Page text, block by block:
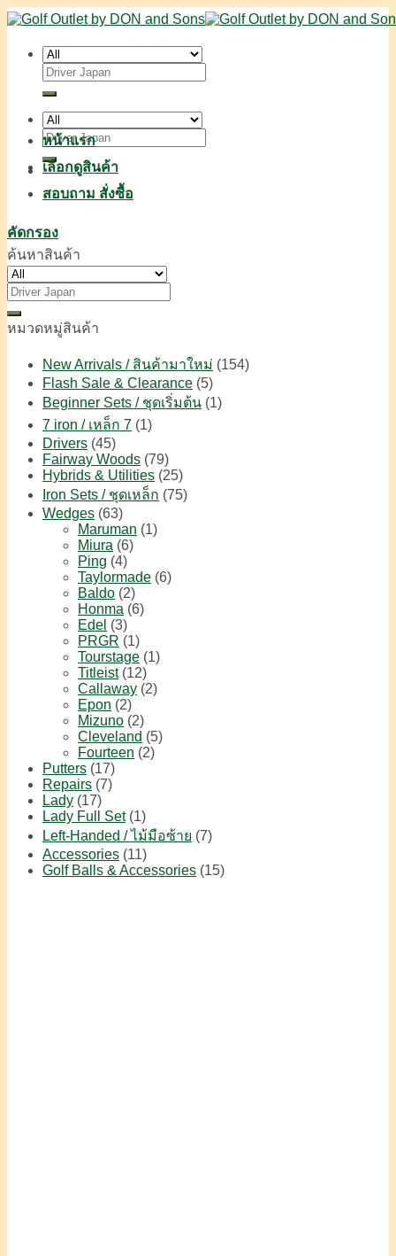
Skip
to
content
ค้นหา:
ค้นหา:
หน้าแรก
เลือกดูสินค้า
สอบถาม สั่งซื้อ
คัดกรอง
ค้นหาสินค้า
ค้นหา:
หมวดหมู่สินค้า
New Arrivals / สินค้ามาใหม่ (154)
Flash Sale & Clearance (5)
Beginner Sets / ชุดเริ่มต้น (1)
7 iron / เหล็ก 7 (1)
Drivers (45)
Fairway Woods (79)
Hybrids & Utilities (25)
Iron Sets / ชุดเหล็ก (75)
Wedges (63)
Maruman (1)
Miura (6)
Ping (4)
Taylormade (6)
Baldo (2)
Honma (6)
Edel (3)
PRGR (1)
Tourstage (1)
Titleist (12)
Callaway (2)
Epon (2)
Mizuno (2)
Cleveland (5)
Fourteen (2)
Putters (17)
Repairs (7)
Lady (17)
Lady Full Set (1)
Left-Handed / ไม้มือซ้าย (7)
Accessories (11)
Golf Balls & Accessories (15)